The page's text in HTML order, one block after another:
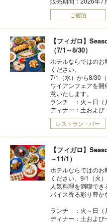
ご宿泊
【フィガロ】
（7/1～8/30）
ホテルならではの
ください。
7/1（水）から8/30
ワイアンフェアを
意いたします。
ランチ ：火～日（
ディナー：土およ
レストラン・バー
【フィガロ】
～11/1）
ホテルならではの
ください。9/1（火
人気料理を満喫で
パイス香る彩り豊か
ランチ ：火～日（
ディナー：土およ